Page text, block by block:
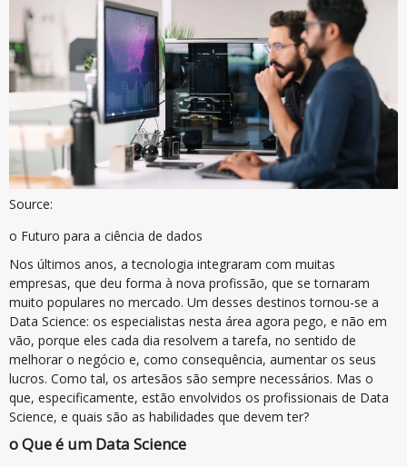
Source:
o Futuro para a ciência de dados
Nos últimos anos, a tecnologia integraram com muitas
empresas, que deu forma à nova profissão, que se tornaram
muito populares no mercado. Um desses destinos tornou-se a
Data Science: os especialistas nesta área agora pego, e não em
vão, porque eles cada dia resolvem a tarefa, no sentido de
melhorar o negócio e, como consequência, aumentar os seus
lucros. Como tal, os artesãos são sempre necessários. Mas o
que, especificamente, estão envolvidos os profissionais de Data
Science, e quais são as habilidades que devem ter?
o Que é um Data Science